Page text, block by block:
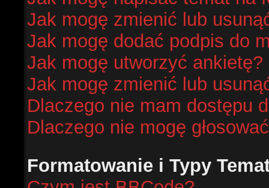
Jak mogę zmienić lub
Jak mogę dodać podpis do
Jak mogę utworzyć ankietę?
Jak mogę zmienić lub
Dlaczego nie mam dostępu
Dlaczego nie mogę
Formatowanie i Typy